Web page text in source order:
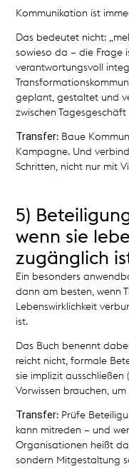
Kommunikation ist
Das bedeutet nicht:
sowieso da – die Frage
verantwortungsvoll
geplant, gestaltet und
zwischen
Transfer: Baue
Kampagne. Und
Schritten, nicht nur mit
5)
wenn sie
zugänglich
Ein besonders
dann am besten, wenn
Lebenswirklichkeit
ist.
Das Buch benennt
reicht nicht, formale
sie implizit ausschließen
Vorwissen brauchen,
Transfer: Prüfe
kann mitreden – und
Organisationen heißt
sondern Mitgestaltung